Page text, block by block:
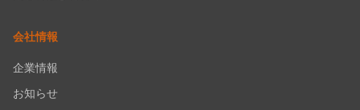
会社情報
企業情報
お知らせ